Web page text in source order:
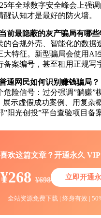
年全球数字安全峰会上强
醒认知才是最好的防火墙。
前最隐蔽的灰产骗局有哪些
的合规外壳、智能化的数据
大特征。新型骗局会使用AI
备案编号，甚至租用正规写
通网民如何识别赚钱骗局？
危险信号：过分强调”躺赚”
展示虚假成功案例、用复杂
阳光创投”平台查验项目备
喜欢这篇文章？开通永久
¥268 ¥698 立即开通
全站资源免费下载 | 终身有效 |